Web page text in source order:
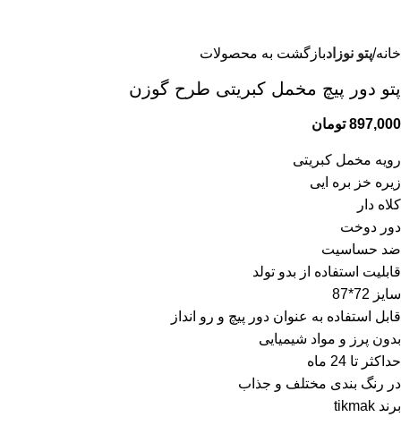
خانه پتو نوزادبازگشت به محصولات
پتو دور پیچ مخمل کبریتی طرح گوزن
897,000 تومان
رویه مخمل کبریتی
زیره خز بره ایی
کلاه دار
دور دوخت
ضد حساسیت
قابلیت استفاده از بدو تولد
سایز 72*87
قابل استفاده به عنوان دور پیچ و رو انداز
بدون پرز و مواد شیمیایی
حداکثر تا 24 ماه
در رنگ بندی مختلف و جذاب
برند tikmak